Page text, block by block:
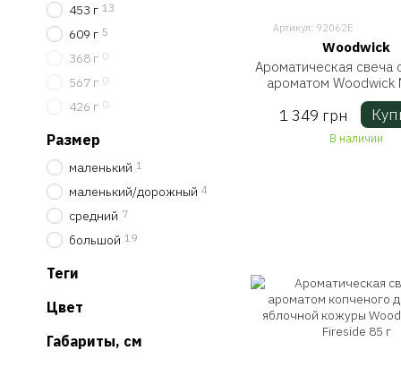
Артикул: 92062E
Woodwick
Ароматическая свеча
ароматом Woodwick
White Tea &
1 349 грн
В наличии
453 г 13
609 г 5
368 г 0
567 г 0
426 г 0
Размер
маленький 1
маленький/дорожный 4
средний 7
большой 19
Теги
Цвет
Габариты, см